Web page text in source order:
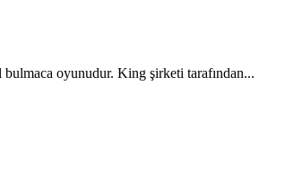
oyunudur. King şirketi tarafından...